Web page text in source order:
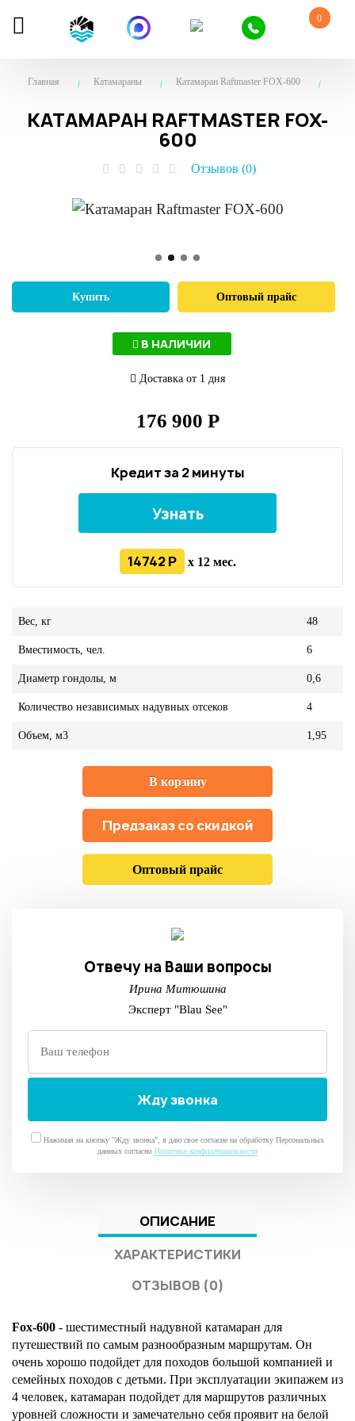
0
Главная Катамараны Катамаран Raftmaster FOX-600
КАТАМАРАН RAFTMASTER FOX-
600
Отзывов (0)
Купить Оптовый прайс
В НАЛИЧИИ
Доставка от 1 дня
176 900 Р
Кредит за 2 минуты
Узнать
14742 Р x 12 мес.
Вес, кг 48
Вместимость, чел. 6
Диаметр гондолы, м 0,6
Количество независимых надувных отсеков 4
Объем, м3 1,95
В корзину
Предзаказ со скидкой
Оптовый прайс
Отвечу на Ваши вопросы
Ирина Митюшина
Эксперт "Blau See"
Нажимая на кнопку "Жду звонка", я даю свое согласие на обработку Персональных
данных согласно Политики конфиденциальности
ОПИСАНИЕ
ХАРАКТЕРИСТИКИ
ОТЗЫВОВ (0)
Fox-600 - шестиместный надувной катамаран для
путешествий по самым разнообразным маршрутам. Он
очень хорошо подойдет для походов большой компанией и
семейных походов с детьми. При эксплуатации экипажем из
4 человек, катамаран подойдет для маршрутов различных
уровней сложности и замечательно себя проявит на белой